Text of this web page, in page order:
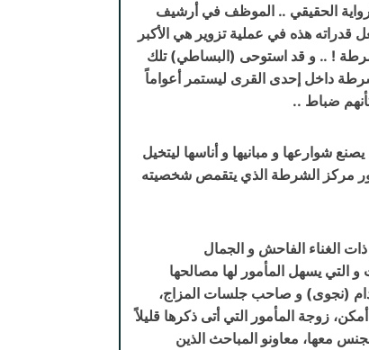
الحقيقي .. الموظف في أرشيف
قدراته هذه في عملية تزوير هي الأكبر
! .. و قد استوحى (البساطي) تلك
داخل إحدى القرى ليستمر أعواماً
ضباط ..
شوارعها و مبانيها و أناسها ليتخيل
مركز الشرطة الذي يتقمص شخصيته
الغناء الفاحش و الجمال
التي يسهل المأمور لها مصالحها
(نجوى) و صاحب جلسات المزاج،
زوجة المأمور التي أتى ذكرها قليلاً
معها، معاونو المباحث الذين